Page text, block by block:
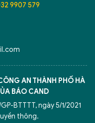
9907 579
AN THÀNH PHỐ HÀ
BÁO CAND
BTTTT, ngày 5/1/2021
thông.